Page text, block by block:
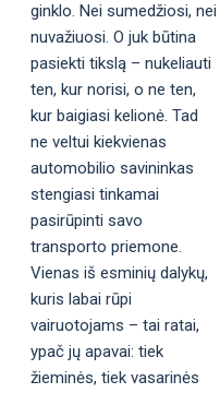
ginklo. Nei sumedžiosi, nei
nuvažiuosi. O juk būtina
pasiekti tikslą – nukeliauti
ten, kur norisi, o ne ten,
kur baigiasi kelionė. Tad
ne veltui kiekvienas
automobilio savininkas
stengiasi tinkamai
pasirūpinti savo
transporto priemone.
Vienas iš esminių dalykų,
kuris labai rūpi
vairuotojams – tai ratai,
ypač jų apavai: tiek
žieminės, tiek vasarinės